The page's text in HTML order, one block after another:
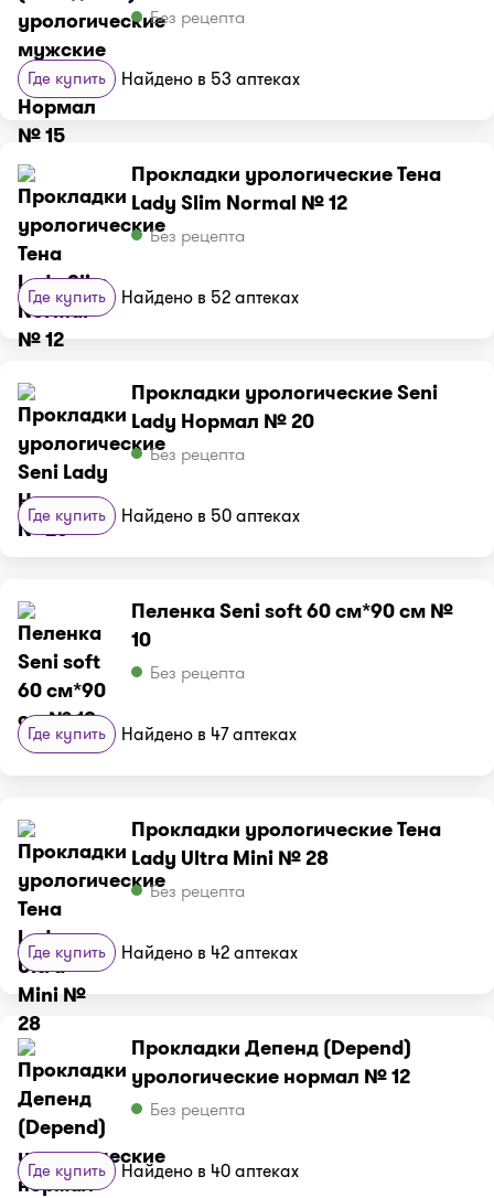
Без рецепта
Где купить Найдено в 53 аптеках
Прокладки урологические Тена
Lady Slim Normal № 12
Без рецепта
Где купить Найдено в 52 аптеках
Прокладки урологические Seni
Lady Нормал № 20
Без рецепта
Где купить Найдено в 50 аптеках
Пеленка Seni soft 60 см*90 см №
10
Без рецепта
Где купить Найдено в 47 аптеках
Прокладки урологические Тена
Lady Ultra Mini № 28
Без рецепта
Где купить Найдено в 42 аптеках
Прокладки Депенд (Depend)
урологические нормал № 12
Без рецепта
Где купить Найдено в 40 аптеках